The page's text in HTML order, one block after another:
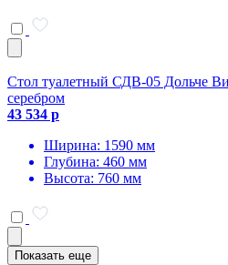
Стол туалетный СДВ-05 Дольче
серебром
43 534 р
Ширина: 1590 мм
Глубина: 460 мм
Высота: 760 мм
Показать еще